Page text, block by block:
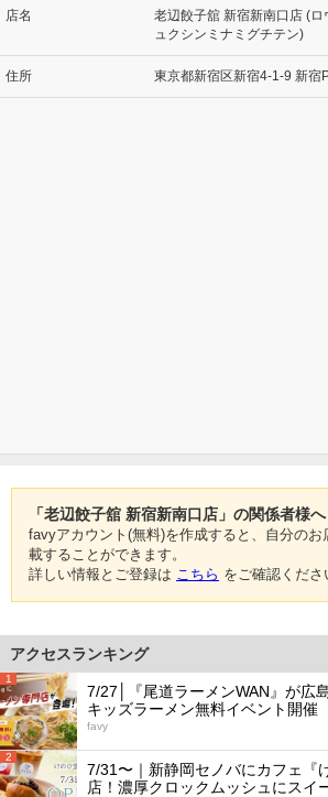
店名
老辺餃子舘 新宿新南口店 (
ュクシンミナミグチテン)
住所 東京都新宿区新宿4-1-9 新宿
「老辺餃子舘 新宿新南口店」の関係者様へ
favyアカウント(無料)を作成すると、自分のお
載することができます。
詳しい情報とご登録は こちら をご確認くださ
アクセスランキング
1
7/27│『尾道ラーメンWAN』が広
キッズラーメン無料イベント開催
favy
2
7/31〜｜新静岡セノバにカフェ『
店！濃厚クロックムッシュにスイ